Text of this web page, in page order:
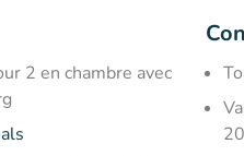
2 en chambre avec